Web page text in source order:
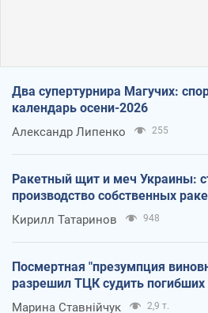
Два супертурнира Магучих:
календарь осени-2026
Александр Липенко 255
Ракетный щит и меч Украины:
производство собственных
Кирилл Татаринов 948
Посмертная "презумпция
разрешил ТЦК судить
Марина Ставнійчук 2,9 т.